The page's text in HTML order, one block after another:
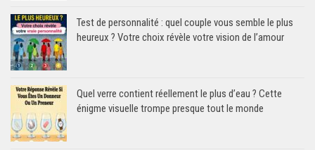
Test de personnalité : quel couple vous semble le plus
heureux ? Votre choix révèle votre vision de l’amour
Quel verre contient réellement le plus d’eau ? Cette
énigme visuelle trompe presque tout le monde